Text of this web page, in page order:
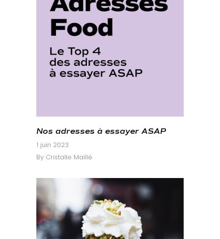
Nos adresses à essayer ASAP
1 juin 2023
By Cristalle Maillé